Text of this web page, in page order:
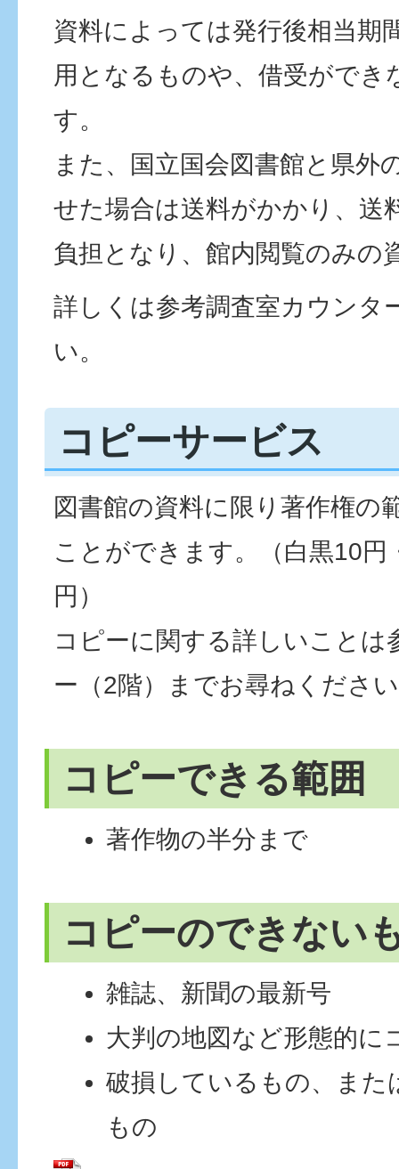
資料によっては発行後相当期
用となるものや、借受ができ
す。
また、国立国会図書館と県外
せた場合は送料がかかり、送
負担となり、館内閲覧のみの
詳しくは参考調査室カウンタ
い。
コピーサービス
図書館の資料に限り著作権の
ことができます。（白黒10円
円）
コピーに関する詳しいことは
ー（2階）までお尋ねくださ
コピーできる範囲
著作物の半分まで
コピーのできない
雑誌、新聞の最新号
大判の地図など形態的に
破損しているもの、また
もの